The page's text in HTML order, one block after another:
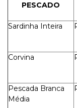
PESCADO
Sardinha Inteira
Corvina
Pescada Branca
Média